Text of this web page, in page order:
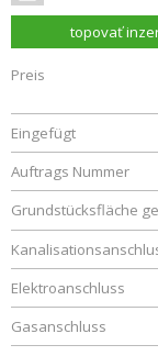
topovať
Preis
Eingefügt
Auftrags Nummer
Grundstücksfläche
Elektroanschluss
Gasanschluss